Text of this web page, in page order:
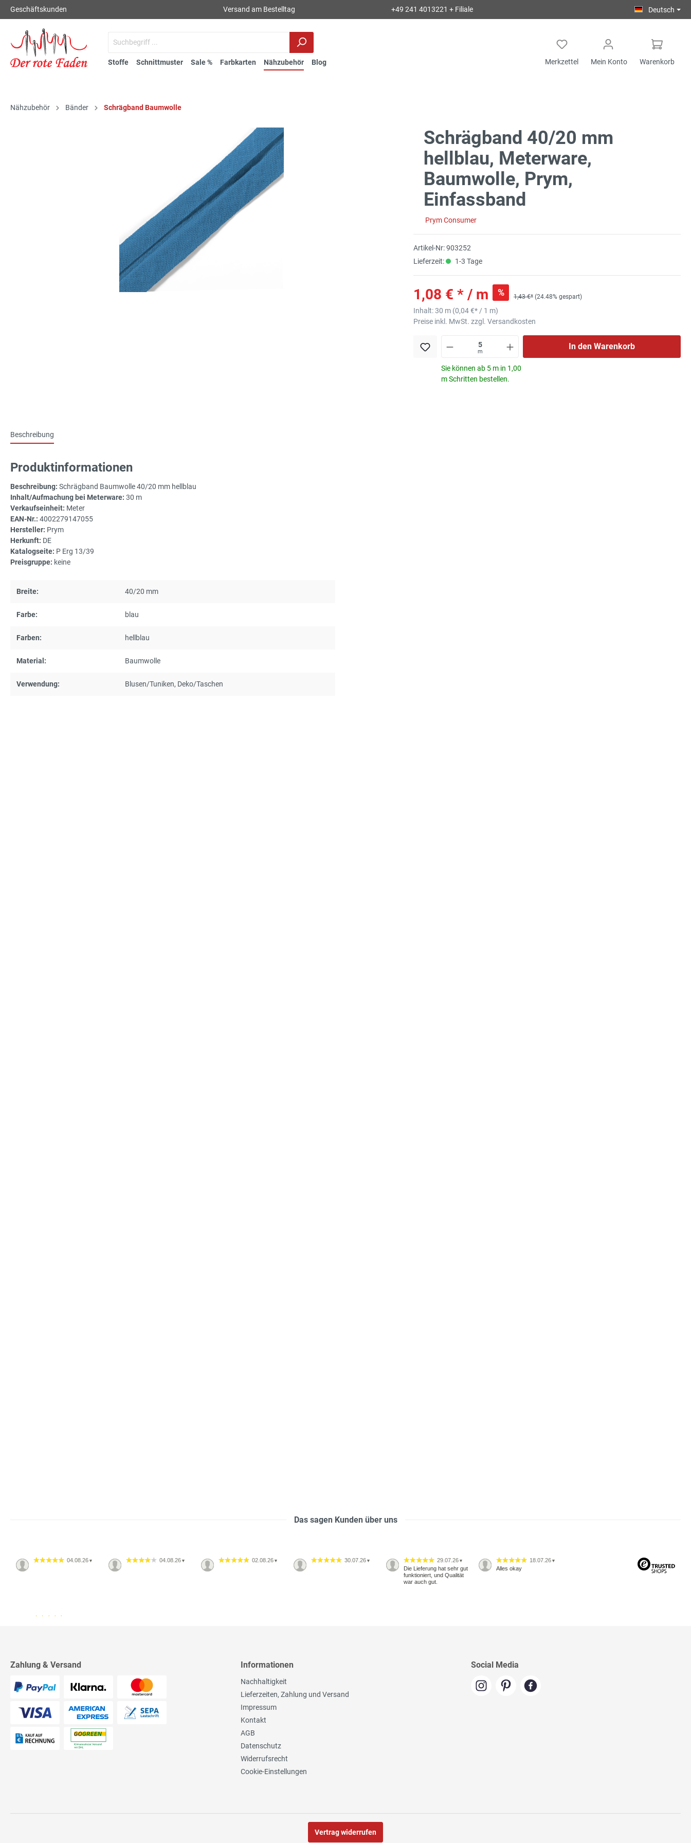
Geschäftskunden Versand am Bestelltag +49 241 4013221 + Filiale Deutsch
Stoffe Schnittmuster Sale % Farbkarten Nähzubehör Blog Merkzettel Mein Konto Warenkorb
Nähzubehör Bänder Schrägband Baumwolle
Schrägband 40/20 mm
hellblau, Meterware,
Baumwolle, Prym,
Einfassband
Prym Consumer
Artikel-Nr:903252
Lieferzeit:
1-3 Tage
1,08 € * / m % 1,43 €* (24.48% gespart)
Inhalt:30 m (0,04 €* / 1 m)
Preise inkl. MwSt. zzgl. Versandkosten
m
In den Warenkorb
Sie können ab 5 m in 1,00
m Schritten bestellen.
Beschreibung
Produktinformationen
Beschreibung: Schrägband Baumwolle 40/20 mm hellblau
Inhalt/Aufmachung bei Meterware: 30 m
Verkaufseinheit: Meter
EAN-Nr.: 4002279147055
Hersteller: Prym
Herkunft: DE
Katalogseite: P Erg 13/39
Preisgruppe: keine
Breite: 40/20 mm
Farbe: blau
Farben: hellblau
Material: Baumwolle
Verwendung: Blusen/Tuniken, Deko/Taschen
Das sagen Kunden über uns
04.08.26 ▼ 04.08.26 ▼ 02.08.26 ▼ 30.07.26 ▼ 29.07.26 ▼
Die Lieferung hat sehr gut
funktioniert, und Qualität
war auch gut.
18.07.26 ▼
Alles okay
Zahlung & Versand Informationen
Nachhaltigkeit
Lieferzeiten, Zahlung und Versand
Impressum
Kontakt
AGB
Datenschutz
Widerrufsrecht
Cookie-Einstellungen
Social Media
Vertrag widerrufen